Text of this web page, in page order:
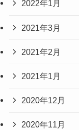
2022年1月
2021年3月
2021年2月
2021年1月
2020年12月
2020年11月